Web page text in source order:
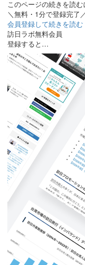
このページの続きを読
＼無料・1分で登録完了
会員登録して続きを読む
訪日ラボ無料会員
登録すると…